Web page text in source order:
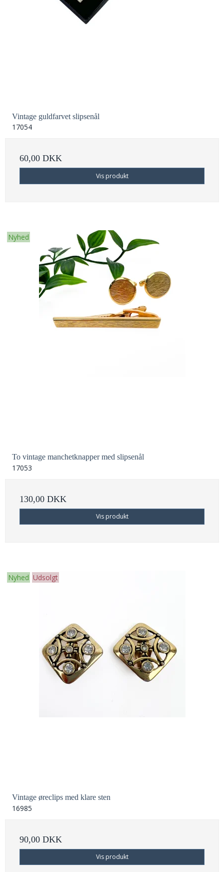
Vintage guldfarvet slipsenål
17054
60,00 DKK
Vis produkt
Nyhed
To vintage manchetknapper med slipsenål
17053
130,00 DKK
Vis produkt
Nyhed Udsolgt
Vintage øreclips med klare sten
16985
90,00 DKK
Vis produkt